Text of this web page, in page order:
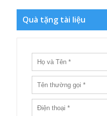
Quà tặng tài liệu